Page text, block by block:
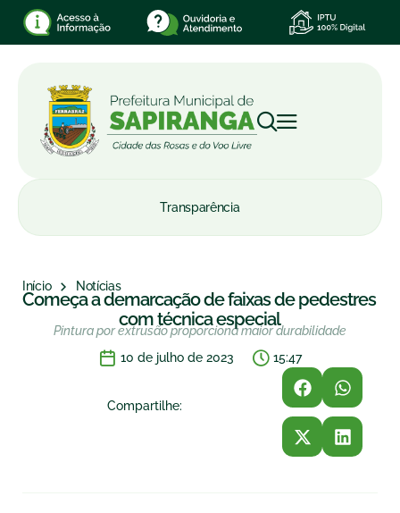
Transparência
Início Notícias
Começa a demarcação de faixas de pedestres
com técnica especial
Pintura por extrusão proporciona maior durabilidade
10 de julho de 2023
15:47
Compartilhe: